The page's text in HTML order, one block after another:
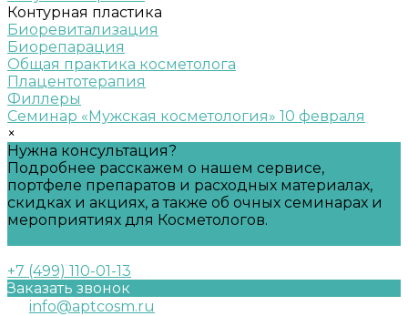
Контурная пластика
Биоревитализация
Биорепарация
Общая практика косметолога
Плацентотерапия
Филлеры
Семинар «Мужская косметология» 10 февраля
×
Нужна консультация?
Подробнее расскажем о нашем сервисе,
портфеле препаратов и расходных материалах,
скидках и акциях, а также об очных семинарах и
мероприятиях для Косметологов.
+7 (499) 110-01-13
Заказать звонок
info@aptcosm.ru